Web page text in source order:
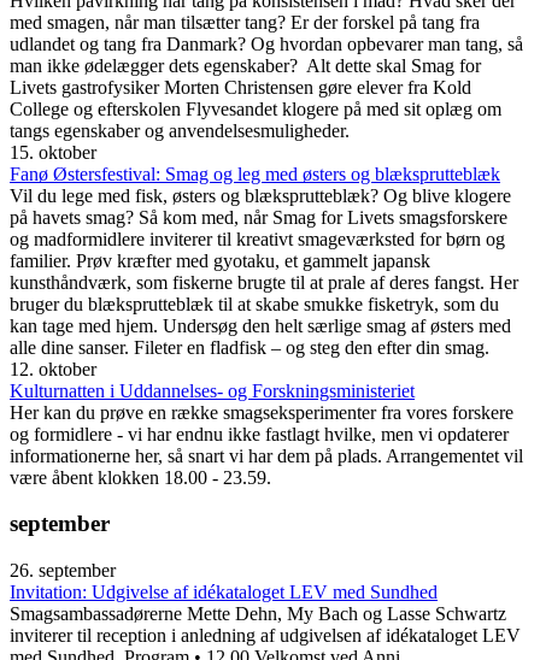
med smagen, når man tilsætter tang? Er der forskel på tang fra
udlandet og tang fra Danmark? Og hvordan opbevarer man tang, så
man ikke ødelægger dets egenskaber? Alt dette skal Smag for
Livets gastrofysiker Morten Christensen gøre elever fra Kold
College og efterskolen Flyvesandet klogere på med sit oplæg om
tangs egenskaber og anvendelsesmuligheder.
15. oktober
Fanø Østersfestival: Smag og leg med østers og blæksprutteblæk
Vil du lege med fisk, østers og blæksprutteblæk? Og blive klogere
på havets smag? Så kom med, når Smag for Livets smagsforskere
og madformidlere inviterer til kreativt smageværksted for børn og
familier. Prøv kræfter med gyotaku, et gammelt japansk
kunsthåndværk, som fiskerne brugte til at prale af deres fangst. Her
bruger du blæksprutteblæk til at skabe smukke fisketryk, som du
kan tage med hjem. Undersøg den helt særlige smag af østers med
alle dine sanser. Fileter en fladfisk – og steg den efter din smag.
12. oktober
Kulturnatten i Uddannelses- og Forskningsministeriet
Her kan du prøve en række smagseksperimenter fra vores forskere
og formidlere - vi har endnu ikke fastlagt hvilke, men vi opdaterer
informationerne her, så snart vi har dem på plads. Arrangementet vil
være åbent klokken 18.00 - 23.59.
september
26. september
Invitation: Udgivelse af idékataloget LEV med Sundhed
Smagsambassadørerne Mette Dehn, My Bach og Lasse Schwartz
inviterer til reception i anledning af udgivelsen af idékataloget LEV